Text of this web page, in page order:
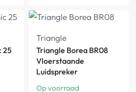
25
Triangle
Triangle Borea BR08
Vloerstaande
Luidspreker
Op voorraad